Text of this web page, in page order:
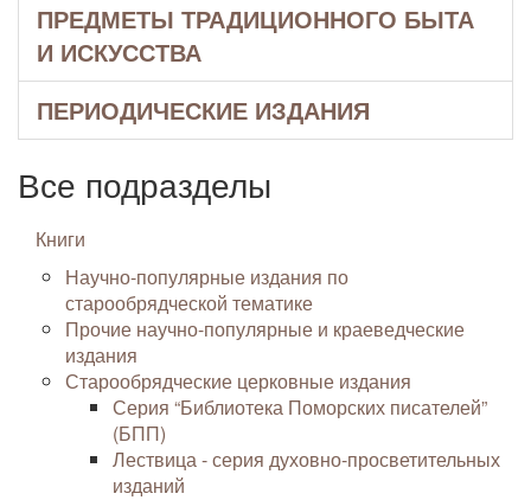
ПРЕДМЕТЫ ТРАДИЦИОННОГО БЫТА
И ИСКУССТВА
ПЕРИОДИЧЕСКИЕ ИЗДАНИЯ
Все подразделы
Книги
Научно-популярные издания по
старообрядческой тематике
Прочие научно-популярные и краеведческие
издания
Старообрядческие церковные издания
Серия “Библиотека Поморских писателей”
(БПП)
Лествица - серия духовно-просветительных
изданий